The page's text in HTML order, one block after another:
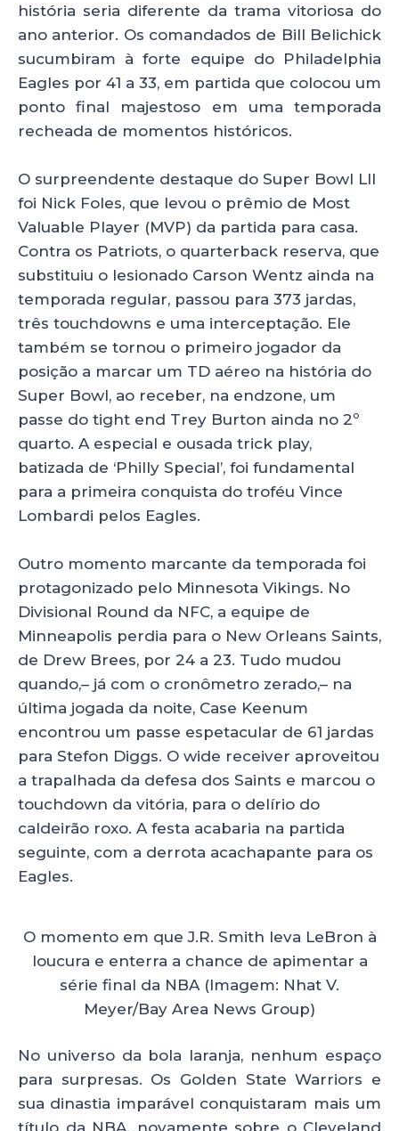
história seria diferente da trama vitoriosa do
ano anterior. Os comandados de Bill Belichick
sucumbiram à forte equipe do Philadelphia
Eagles por 41 a 33, em partida que colocou um
ponto final majestoso em uma temporada
recheada de momentos históricos.
O surpreendente destaque do Super Bowl LII
foi Nick Foles, que levou o prêmio de Most
Valuable Player (MVP) da partida para casa.
Contra os Patriots, o quarterback reserva, que
substituiu o lesionado Carson Wentz ainda na
temporada regular, passou para 373 jardas,
três touchdowns e uma interceptação. Ele
também se tornou o primeiro jogador da
posição a marcar um TD aéreo na história do
Super Bowl, ao receber, na endzone, um
passe do tight end Trey Burton ainda no 2º
quarto. A especial e ousada trick play,
batizada de ‘Philly Special’, foi fundamental
para a primeira conquista do troféu Vince
Lombardi pelos Eagles.
Outro momento marcante da temporada foi
protagonizado pelo Minnesota Vikings. No
Divisional Round da NFC, a equipe de
Minneapolis perdia para o New Orleans Saints,
de Drew Brees, por 24 a 23. Tudo mudou
quando,– já com o cronômetro zerado,– na
última jogada da noite, Case Keenum
encontrou um passe espetacular de 61 jardas
para Stefon Diggs. O wide receiver aproveitou
a trapalhada da defesa dos Saints e marcou o
touchdown da vitória, para o delírio do
caldeirão roxo. A festa acabaria na partida
seguinte, com a derrota acachapante para os
Eagles.
O momento em que J.R. Smith leva LeBron à
loucura e enterra a chance de apimentar a
série final da NBA (Imagem: Nhat V.
Meyer/Bay Area News Group)
No universo da bola laranja, nenhum espaço
para surpresas. Os Golden State Warriors e
sua dinastia imparável conquistaram mais um